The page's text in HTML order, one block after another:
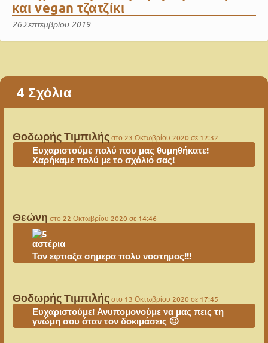
και vegan τζατζίκι
26 Σεπτεμβρίου 2019
4 Σχόλια
Θοδωρής Τιμπιλήςστο 23 Οκτωβρίου 2020 σε 12:32
Ευχαριστούμε πολύ που μας θυμηθήκατε!
Χαρήκαμε πολύ με το σχόλιό σας!
Θεώνη στο 22 Οκτωβρίου 2020 σε 14:46
Τον εφτιαξα σημερα πολυ νοστημος!!!
Θοδωρής Τιμπιλήςστο 13 Οκτωβρίου 2020 σε 17:45
Ευχαριστούμε! Ανυπομονούμε να μας πεις τη
γνώμη σου όταν τον δοκιμάσεις 🙂